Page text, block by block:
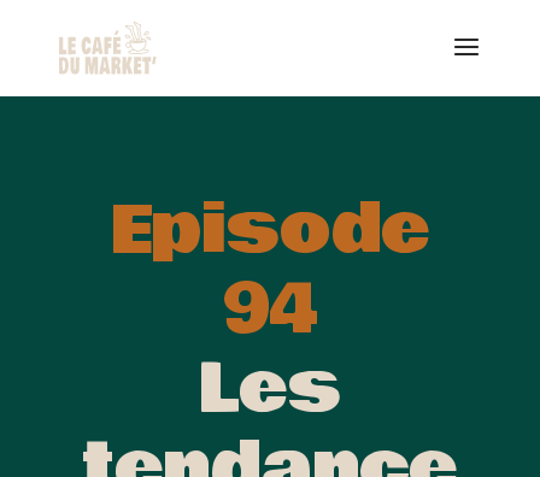
Episode
94
Les